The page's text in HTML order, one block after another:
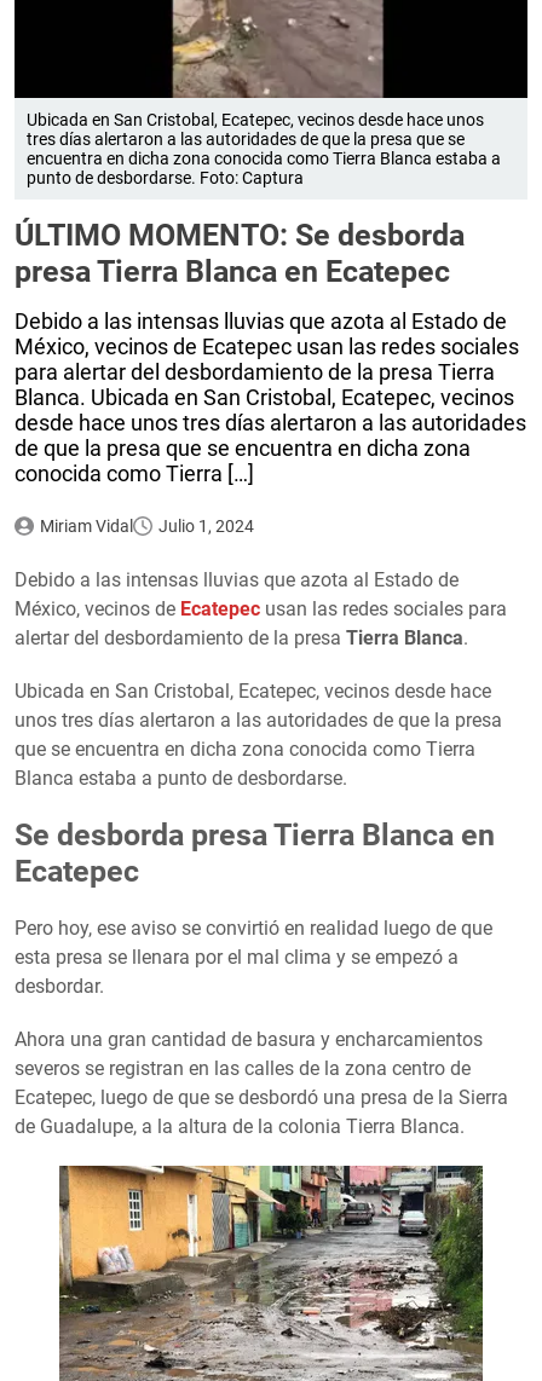
Ubicada en San Cristobal, Ecatepec, vecinos desde hace unos
tres días alertaron a las autoridades de que la presa que se
encuentra en dicha zona conocida como Tierra Blanca estaba a
punto de desbordarse. Foto: Captura
ÚLTIMO MOMENTO: Se desborda
presa Tierra Blanca en Ecatepec
Debido a las intensas lluvias que azota al Estado de
México, vecinos de Ecatepec usan las redes sociales
para alertar del desbordamiento de la presa Tierra
Blanca. Ubicada en San Cristobal, Ecatepec, vecinos
desde hace unos tres días alertaron a las autoridades
de que la presa que se encuentra en dicha zona
conocida como Tierra […]
Miriam Vidal Julio 1, 2024
Debido a las intensas lluvias que azota al Estado de
México, vecinos de Ecatepec usan las redes sociales para
alertar del desbordamiento de la presa Tierra Blanca.
Ubicada en San Cristobal, Ecatepec, vecinos desde hace
unos tres días alertaron a las autoridades de que la presa
que se encuentra en dicha zona conocida como Tierra
Blanca estaba a punto de desbordarse.
Se desborda presa Tierra Blanca en
Ecatepec
Pero hoy, ese aviso se convirtió en realidad luego de que
esta presa se llenara por el mal clima y se empezó a
desbordar.
Ahora una gran cantidad de basura y encharcamientos
severos se registran en las calles de la zona centro de
Ecatepec, luego de que se desbordó una presa de la Sierra
de Guadalupe, a la altura de la colonia Tierra Blanca.